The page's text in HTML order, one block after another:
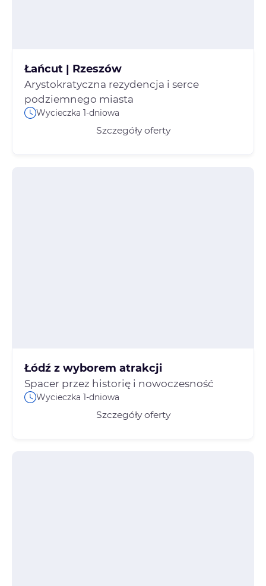
Arystokratyczna rezydencja i serce
podziemnego miasta
Wycieczka 1-dniowa
Szczegóły oferty
Spacer przez historię i nowoczesność
Wycieczka 1-dniowa
Szczegóły oferty